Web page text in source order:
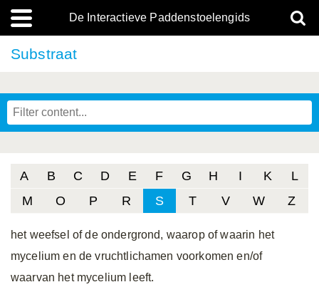
De Interactieve Paddenstoelengids
Substraat
A B C D E F G H I K
L
M
O P R S T V W Z
het weefsel of de ondergrond, waarop of waarin het
mycelium en de vruchtlichamen voorkomen en/of
waarvan het mycelium leeft.